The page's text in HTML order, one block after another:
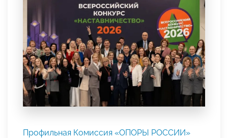
Профильная Комиссия «ОПОРЫ РОССИИ»